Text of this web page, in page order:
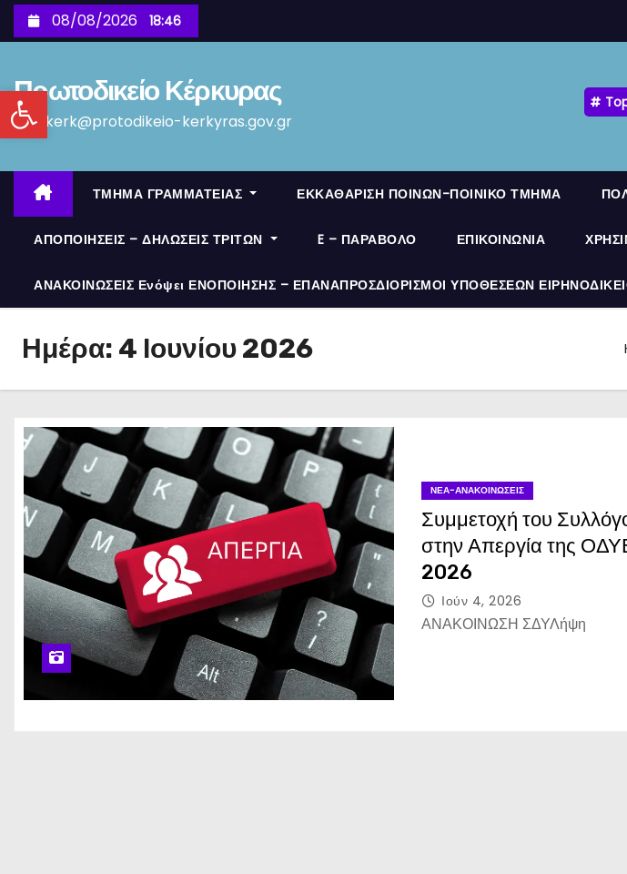
Ανοίξτε τη γραμμή εργαλείων
k
p
o
08/08/2026 18:46
Πρωτοδικείο Κέρκυρας
protkerk@protodikeio-kerkyras.gov.gr
ΤΜΗΜΑ ΓΡΑΜΜΑΤΕΙΑΣ ΕΚΚΑΘΑΡΙΣΗ ΠΟΙΝΩΝ-ΠΟΙΝΙΚΟ ΤΜΗΜΑ
ΑΠΟΠΟΙΗΣΕΙΣ – ΔΗΛΩΣΕΙΣ ΤΡΙΤΩΝ E – ΠΑΡΑΒΟΛΟ ΕΠΙΚΟΙΝΩΝΙΑ
ΑΝΑΚΟΙΝΩΣΕΙΣ Ενόψει ΕΝΟΠΟΙΗΣΗΣ – ΕΠΑΝΑΠΡΟΣΔΙΟΡΙΣΜΟΙ ΥΠΟΘΕΣΕΩΝ
Ημέρα: 4 Ιουνίου 2026
ΝΈΑ-ΑΝΑΚΟΙΝΏΣΕΙΣ
Συμμετοχή του
στην Απεργία της
2026
Ιούν 4, 2026
ΑΝΑΚΟΙΝΩΣΗ ΣΔΥΛήψη